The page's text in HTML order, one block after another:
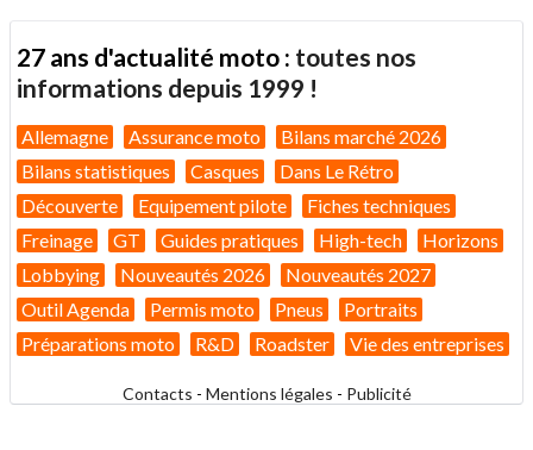
27 ans d'actualité moto : toutes nos
informations depuis 1999 !
Allemagne Assurance moto
Bilans marché 2026
Bilans statistiques
Casques
Dans Le Rétro
Découverte
Equipement pilote
Fiches techniques
Freinage
GT Guides pratiques High-tech
Horizons
Lobbying
Nouveautés 2026
Nouveautés 2027
Outil Agenda
Permis moto Pneus
Portraits
Préparations moto
R&D Roadster Vie des entreprises
Contacts - Mentions légales - Publicité